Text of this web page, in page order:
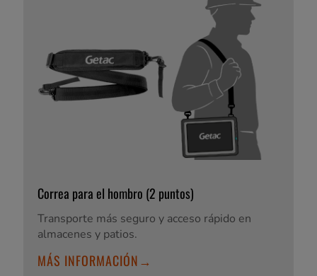
Correa para el hombro (2 puntos)
Transporte más seguro y acceso rápido en
almacenes y patios.
MÁS INFORMACIÓN→